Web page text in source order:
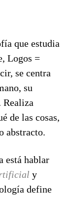
que estudia
Logos =
se centra
su
Realiza
de las cosas,
abstracto.
está hablar
y
define